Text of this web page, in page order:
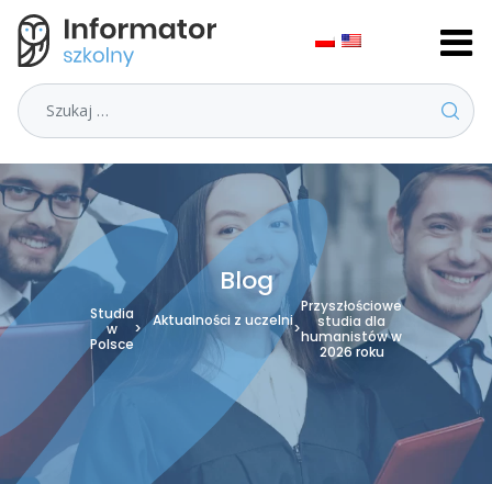
Szukaj
Blog
Studia
w
Polsce
> Aktualności z uczelni>
Przyszłościowe
studia dla
humanistów w
2026 roku